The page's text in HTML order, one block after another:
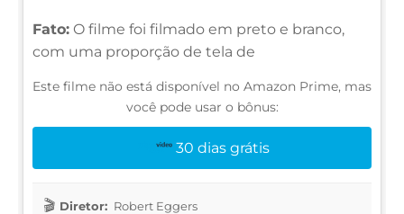
Fato: O filme foi filmado em preto e branco,
com uma proporção de tela de
Este filme não está disponível no Amazon Prime, mas
você pode usar o bônus:
30 dias grátis
Diretor: Robert Eggers